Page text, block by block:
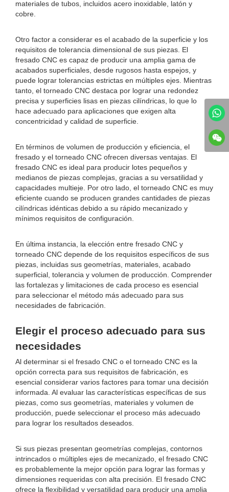
materiales de tubos, incluidos acero inoxidable, latón y
cobre.
Otro factor a considerar es el acabado de la superficie y los
requisitos de tolerancia dimensional de sus piezas. El
fresado CNC es capaz de producir una amplia gama de
acabados superficiales, desde rugosos hasta espejos, y
puede lograr tolerancias estrictas en múltiples ejes. Mientras
tanto, el torneado CNC destaca por lograr una redondez
precisa y superficies lisas en piezas cilíndricas, lo que lo
hace adecuado para aplicaciones que exigen alta
concentricidad y calidad de superficie.
En términos de volumen de producción y eficiencia, el
fresado y el torneado CNC ofrecen diversas ventajas. El
fresado CNC es ideal para producir lotes pequeños y
medianos de piezas complejas, gracias a su versatilidad y
capacidades multieje. Por otro lado, el torneado CNC es muy
eficiente cuando se producen grandes cantidades de piezas
cilíndricas idénticas debido a su rápido mecanizado y
mínimos requisitos de configuración.
En última instancia, la elección entre fresado CNC y
torneado CNC depende de los requisitos específicos de sus
piezas, incluidas sus geometrías, materiales, acabado
superficial, tolerancia y volumen de producción. Comprender
las fortalezas y limitaciones de cada proceso es esencial
para seleccionar el método más adecuado para sus
necesidades de fabricación.
Elegir el proceso adecuado para sus
necesidades
Al determinar si el fresado CNC o el torneado CNC es la
opción correcta para sus requisitos de fabricación, es
esencial considerar varios factores para tomar una decisión
informada. Al evaluar las características específicas de sus
piezas, como sus geometrías, materiales y volumen de
producción, puede seleccionar el proceso más adecuado
para lograr los resultados deseados.
Si sus piezas presentan geometrías complejas, contornos
intrincados o múltiples ejes de mecanizado, el fresado CNC
es probablemente la mejor opción para lograr las formas y
dimensiones requeridas con alta precisión. El fresado CNC
ofrece la flexibilidad y versatilidad para producir una amplia